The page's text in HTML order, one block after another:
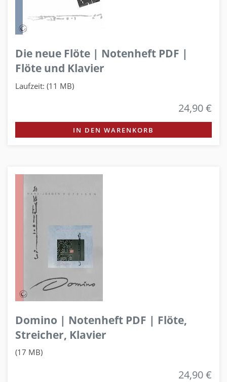
Die neue Flöte | Notenheft PDF |
Flöte und Klavier
Laufzeit: (11 MB)
24,90 €
IN DEN WARENKORB
Domino | Notenheft PDF | Flöte,
Streicher, Klavier
(17 MB)
24,90 €